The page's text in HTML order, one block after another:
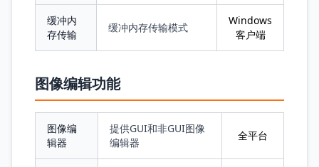
缓冲内
存传输
缓冲内存传输模式
Windows
客户端
图像编辑功能
图像编
辑器
提供GUI和非GUI图像
编辑器
全平台